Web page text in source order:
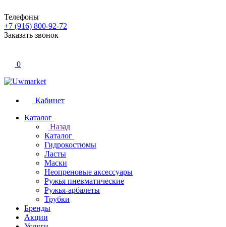
Телефоны
+7 (916) 800-92-72
Заказать звонок
0
Кабинет
Каталог
Назад
Каталог
Гидрокостюмы
Ласты
Маски
Неопреновые аксессуары
Ружья пневматические
Ружья-арбалеты
Трубки
Бренды
Акции